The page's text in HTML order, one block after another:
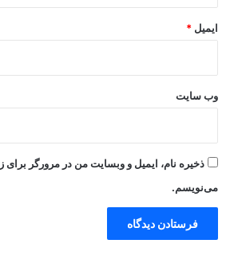
ایمیل *
وب‌ سایت
ذخیره نام، ایمیل و وبسایت من در مرورگر برای
می‌نویسم.